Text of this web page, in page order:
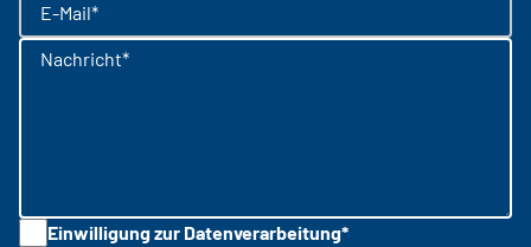
E-Mail*
Nachricht*
Einwilligung zur Datenverarbeitung*